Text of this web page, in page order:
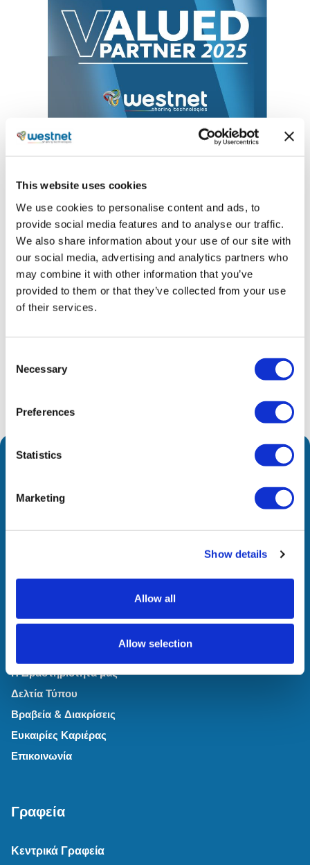
This website uses cookies
We use cookies to personalise content and ads, to
provide social media features and to analyse our traffic.
We also share information about your use of our site with
our social media, advertising and analytics partners who
may combine it with other information that you’ve
provided to them or that they’ve collected from your use
of their services.
Selection
Necessary
Preferences
Statistics
Marketing
Show details
Allow all
Allow selection
μας AUXSOL, ηγέτιδα εταιρεία στον τομέα των ηλιακών
συστημάτων, αντικατοπτρίζοντας τη δέσμευσή μας
στην παροχή καινοτόμων τεχνολογιών, την άριστη
εξυπηρέτηση των πελατών μας και τη συνεχή
ανάπτυξη.
Διευρύνουμε την πρόσβαση σε προηγμένη τεχνολογία και
δραστηριοποιούμαστε. Μέσα από στρατηγικές
συνεργασίες, φέρνουμε προστιθέμενη αξία στους
κοινωνία.
Η Δραστηριότητά μας
Δελτία Τύπου
Βραβεία & Διακρίσεις
Ευκαιρίες Καριέρας
Επικοινωνία
Γραφεία
Κεντρικά Γραφεία